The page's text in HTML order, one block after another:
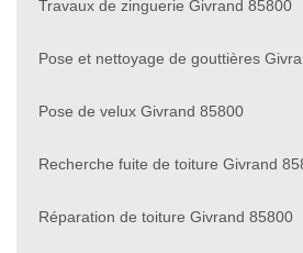
Travaux de zinguerie Givrand 85800
Pose et nettoyage de gouttières
Pose de velux Givrand 85800
Recherche fuite de toiture Givrand
Réparation de toiture Givrand 85800